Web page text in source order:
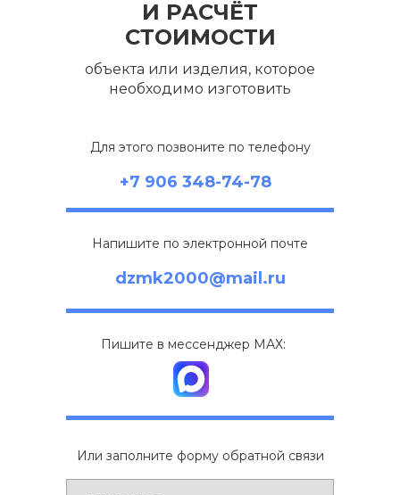
И РАСЧЁТ
СТОИМОСТИ
объекта или изделия, которое
необходимо изготовить
Для этого позвоните по телефону
+7 906 348-74-78
Напишите по электронной почте
dzmk2000@mail.ru
Или заполните форму обратной связи
Пишите в мессенджер МАХ: